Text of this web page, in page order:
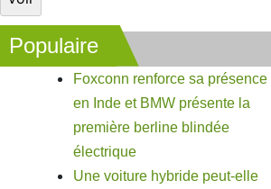
Populaire
Foxconn renforce sa présence
en Inde et BMW présente la
première berline blindée
électrique
Une voiture hybride peut-elle